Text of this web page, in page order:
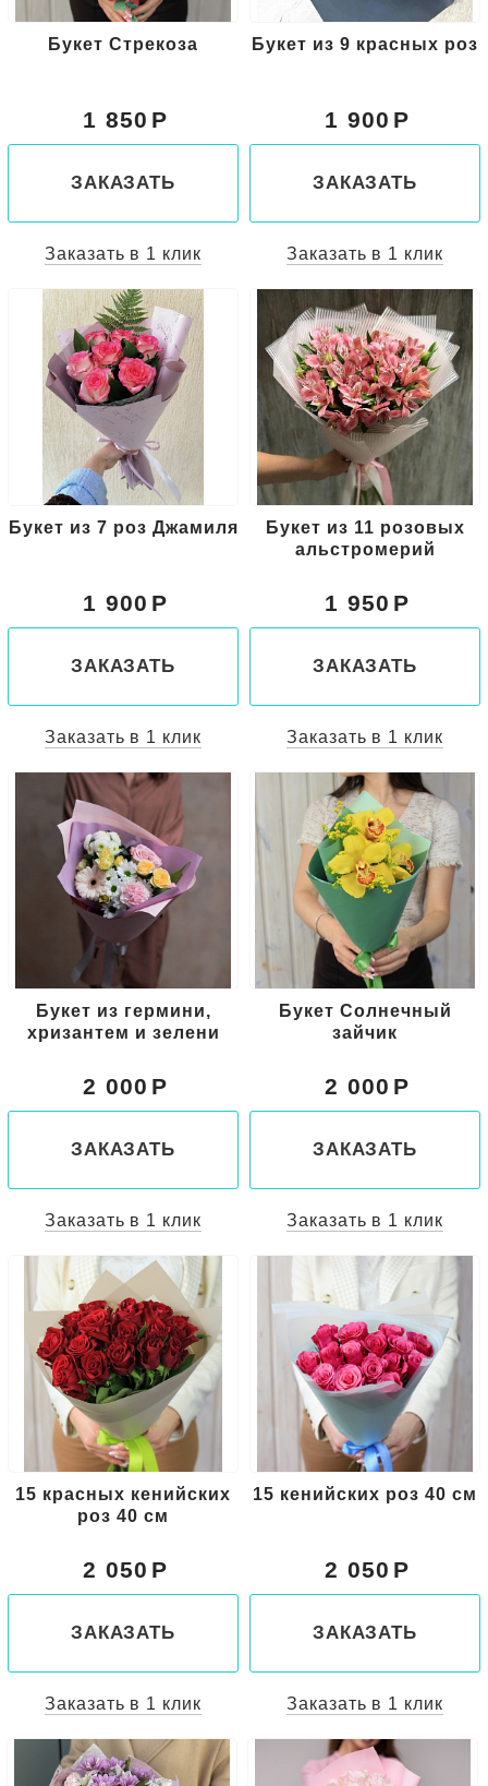
Букет Стрекоза
1 850
ЗАКАЗАТЬ
Заказать в 1 клик
Букет из 9 красных роз
1 900
ЗАКАЗАТЬ
Заказать в 1 клик
Букет из 7 роз Джамиля
1 900
ЗАКАЗАТЬ
Заказать в 1 клик
Букет из 11 розовых
альстромерий
1 950
ЗАКАЗАТЬ
Заказать в 1 клик
Букет из гермини,
хризантем и зелени
2 000
ЗАКАЗАТЬ
Заказать в 1 клик
Букет Солнечный
зайчик
2 000
ЗАКАЗАТЬ
Заказать в 1 клик
15 красных кенийских
роз 40 см
2 050
ЗАКАЗАТЬ
Заказать в 1 клик
15 кенийских роз 40 см
2 050
ЗАКАЗАТЬ
Заказать в 1 клик